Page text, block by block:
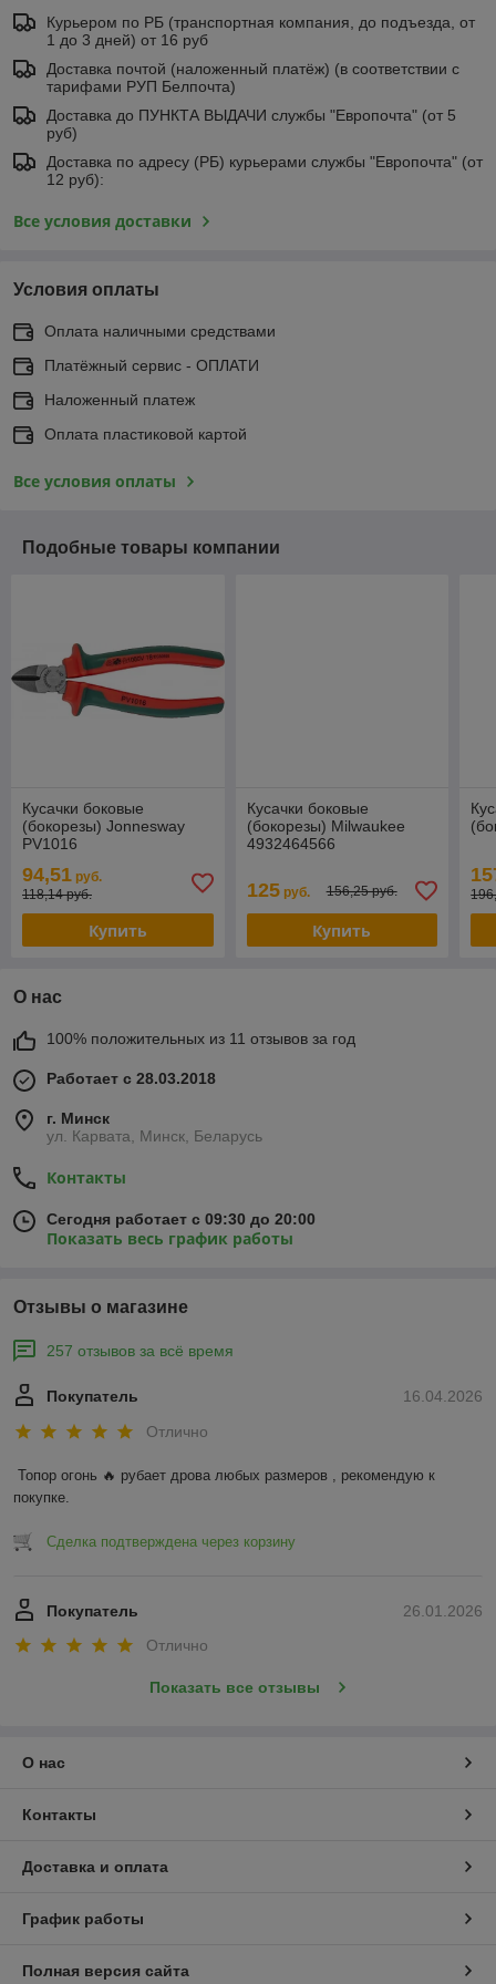
Курьером по РБ (транспортная компания, до подъезда, от
1 до 3 дней) от 16 руб
Доставка почтой (наложенный платёж) (в соответствии с
тарифами РУП Белпочта)
Доставка до ПУНКТА ВЫДАЧИ службы "Европочта" (от 5
руб)
Доставка по адресу (РБ) курьерами службы "Европочта" (от
12 руб):
Все условия доставки
Условия оплаты
Оплата наличными средствами
Платёжный сервис - ОПЛАТИ
Наложенный платеж
Оплата пластиковой картой
Все условия оплаты
Подобные товары компании
Кусачки боковые
(бокорезы) Jonnesway
PV1016
94,51 руб.
118,14 руб.
Купить
Кусачки боковые
(бокорезы) Milwaukee
4932464566
125руб. 156,25 руб.
Купить
О нас
100% положительных из 11 отзывов за год
Работает с 28.03.2018
г. Минск
ул. Карвата, Минск, Беларусь
Контакты
Сегодня работает с 09:30 до 20:00
Показать весь график работы
Отзывы о магазине
257 отзывов за всё время
16.04.2026
Покупатель
Отлично
Топор огонь 🔥 рубает дрова любых размеров , рекомендую к
покупке.
Сделка подтверждена через корзину
26.01.2026
Покупатель
Отлично
Показать все отзывы
О нас
Контакты
Доставка и оплата
График работы
Полная версия сайта